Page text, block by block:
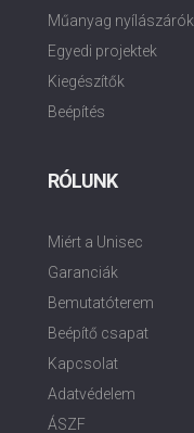
Műanyag nyílászárók
Egyedi projektek
Kiegészítők
Beépítés
RÓLUNK
Miért a Unisec
Garanciák
Bemutatóterem
Beépítő csapat
Kapcsolat
Adatvédelem
ÁSZF